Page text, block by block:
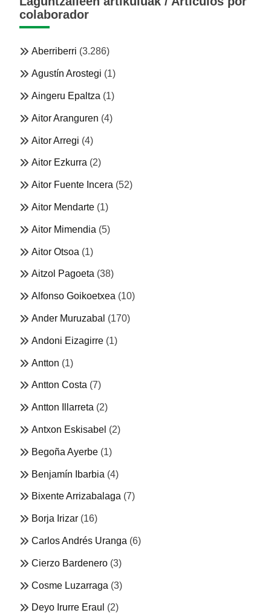
colaborador
Aberriberri (3.286)
Agustín Arostegi (1)
Aingeru Epaltza (1)
Aitor Aranguren (4)
Aitor Arregi (4)
Aitor Ezkurra (2)
Aitor Fuente Incera (52)
Aitor Mendarte (1)
Aitor Mimendia (5)
Aitor Otsoa (1)
Aitzol Pagoeta (38)
Alfonso Goikoetxea (10)
Ander Muruzabal (170)
Andoni Eizagirre (1)
Antton (1)
Antton Costa (7)
Antton Illarreta (2)
Antxon Eskisabel (2)
Begoña Ayerbe (1)
Benjamín Ibarbia (4)
Bixente Arrizabalaga (7)
Borja Irizar (16)
Carlos Andrés Uranga (6)
Cierzo Bardenero (3)
Cosme Luzarraga (3)
Deyo Irurre Eraul (2)